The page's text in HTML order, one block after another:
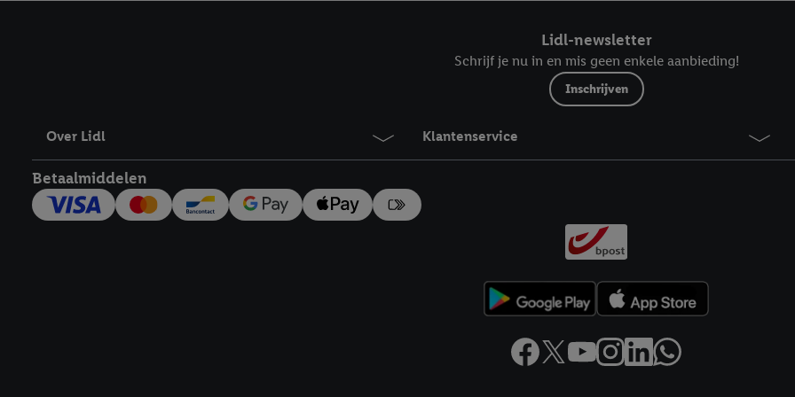
Lidl-newsletter
Schrijf je nu in en mis geen enkele aanbieding!
Inschrijven
Over Lidl Klantenservice
Betaalmiddelen